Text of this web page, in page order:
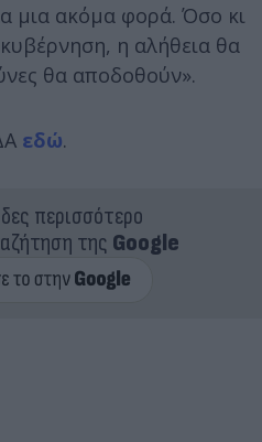
μια ακόμα φορά. Όσο κι
η αλήθεια θα
θα αποδοθούν».
εδώ.
περισσότερο
της Google